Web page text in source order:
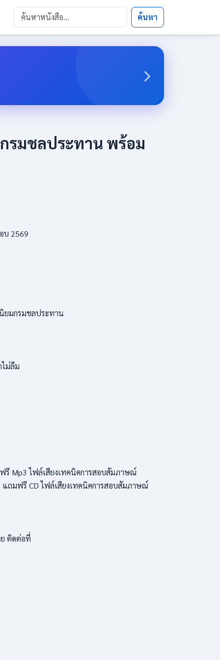
ค้นหา
รมชลประทาน พร้อม
บ 2569
ยมกรมชลประทาน
ม่ลืม
รี Mp3 ไฟล์เสียงเทคนิคการสอบสัมภาษณ์
ถมฟรี CD ไฟล์เสียงเทคนิคการสอบสัมภาษณ์
ติดต่อที่